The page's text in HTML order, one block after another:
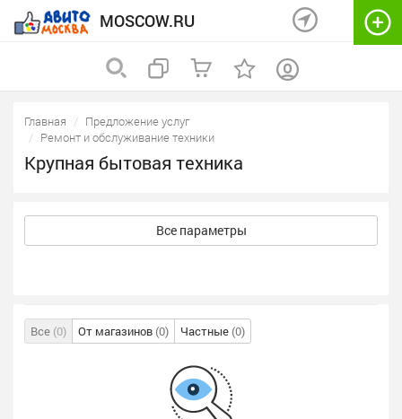
MOSCOW.RU
Главная
Предложение услуг
Ремонт и обслуживание техники
Крупная бытовая техника
Все параметры
Все (0) От магазинов (0) Частные (0)